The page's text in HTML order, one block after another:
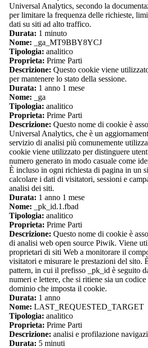
Universal Analytics, secondo la
per limitare la frequenza delle richieste,
dati su siti ad alto traffico.
Durata: 1 minuto
Nome: _ga_MT9BBY8YCJ
Tipologia: analitico
Proprieta: Prime Parti
Descrizione: Questo cookie viene
per mantenere lo stato della sessione.
Durata: 1 anno 1 mese
Nome: _ga
Tipologia: analitico
Proprieta: Prime Parti
Descrizione: Questo nome di cookie è
Universal Analytics, che è un
servizio di analisi più comunemente
cookie viene utilizzato per distinguere
numero generato in modo casuale come
È incluso in ogni richiesta di pagina in un
calcolare i dati di visitatori, sessioni e
analisi dei siti.
Durata: 1 anno 1 mese
Nome: _pk_id.1.fbad
Tipologia: analitico
Proprieta: Prime Parti
Descrizione: Questo nome di cookie è
di analisi web open source Piwik. Viene
proprietari di siti Web a monitorare il
visitatori e misurare le prestazioni del sito.
pattern, in cui il prefisso _pk_id è seguito
numeri e lettere, che si ritiene sia un
dominio che imposta il cookie.
Durata: 1 anno
Nome: LAST_REQUESTED_TARGET
Tipologia: analitico
Proprieta: Prime Parti
Descrizione: analisi e profilazione
Durata: 5 minuti